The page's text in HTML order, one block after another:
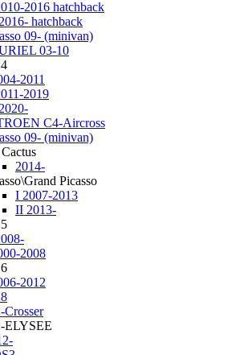
2016 hatchback
hatchback
09- (minivan)
03-10
2011
2019
C4-Aircross
09- (minivan)
2014-
Picasso
I 2007-2013
II 2013-
2008
2012
Crosser
ELYSEE